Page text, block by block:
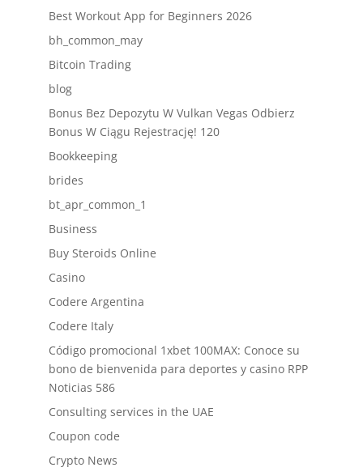
Best Workout App for Beginners 2026
bh_common_may
Bitcoin Trading
blog
Bonus Bez Depozytu W Vulkan Vegas Odbierz
Bonus W Ciągu Rejestrację! 120
Bookkeeping
brides
bt_apr_common_1
Business
Buy Steroids Online
Casino
Codere Argentina
Codere Italy
Código promocional 1xbet 100MAX: Conoce su
bono de bienvenida para deportes y casino RPP
Noticias 586
Consulting services in the UAE
Coupon code
Crypto News